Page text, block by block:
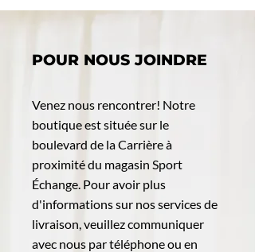
POUR NOUS JOINDRE
Venez nous rencontrer! Notre
boutique est située sur le
boulevard de la Carrière à
proximité du magasin Sport
Échange. Pour avoir plus
d'informations sur nos services de
livraison, veuillez communiquer
avec nous par téléphone ou en